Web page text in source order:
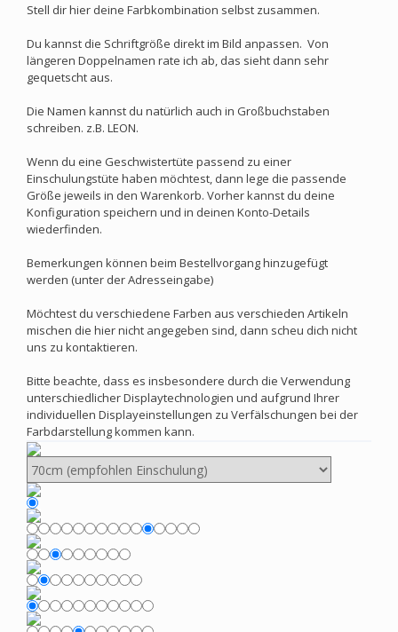
Stell dir hier deine Farbkombination selbst zusammen.
Du kannst die Schriftgröße direkt im Bild anpassen. Von
längeren Doppelnamen rate ich ab, das sieht dann sehr
gequetscht aus.
Die Namen kannst du natürlich auch in Großbuchstaben
schreiben. z.B. LEON.
Wenn du eine Geschwistertüte passend zu einer
Einschulungstüte haben möchtest, dann lege die passende
Größe jeweils in den Warenkorb. Vorher kannst du deine
Konfiguration speichern und in deinen Konto-Details
wiederfinden.
Bemerkungen können beim Bestellvorgang hinzugefügt
werden (unter der Adresseingabe)
Möchtest du verschiedene Farben aus verschieden Artikeln
mischen die hier nicht angegeben sind, dann scheu dich nicht
uns zu kontaktieren.
Bitte beachte, dass es insbesondere durch die Verwendung
unterschiedlicher Displaytechnologien und aufgrund Ihrer
individuellen Displayeinstellungen zu Verfälschungen bei der
Farbdarstellung kommen kann.